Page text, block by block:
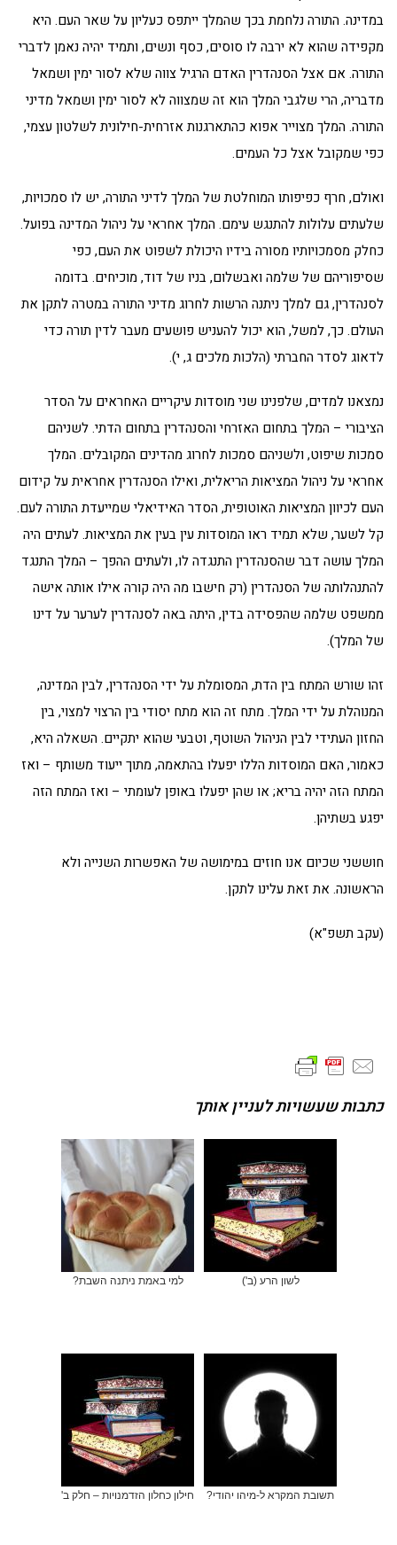
במדינה. התורה נלחמת בכך שהמלך ייתפס כעליון על שאר העם. היא
מקפידה שהוא לא ירבה לו סוסים, כסף ונשים, ותמיד יהיה נאמן לדברי
התורה. אם אצל הסנהדרין האדם הרגיל צווה שלא לסור ימין ושמאל
מדבריה, הרי שלגבי המלך הוא זה שמצווה לא לסור ימין ושמאל מדיני
התורה. המלך מצוייר אפוא כהתארגנות אזרחית-חילונית לשלטון עצמי,
כפי שמקובל אצל כל העמים.
ואולם, חרף כפיפותו המוחלטת של המלך לדיני התורה, יש לו סמכויות,
שלעתים עלולות להתנגש עימם. המלך אחראי על ניהול המדינה בפועל.
כחלק מסמכויותיו מסורה בידיו היכולת לשפוט את העם, כפי
שסיפוריהם של שלמה ואבשלום, בניו של דוד, מוכיחים. בדומה
לסנהדרין, גם למלך ניתנה הרשות לחרוג מדיני התורה במטרה לתקן את
העולם. כך, למשל, הוא יכול להעניש פושעים מעבר לדין תורה כדי
לדאוג לסדר החברתי (הלכות מלכים ג, י).
נמצאנו למדים, שלפנינו שני מוסדות עיקריים האחראים על הסדר
הציבורי – המלך בתחום האזרחי והסנהדרין בתחום הדתי. לשניהם
סמכות שיפוט, ולשניהם סמכות לחרוג מהדינים המקובלים. המלך
אחראי על ניהול המציאות הריאלית, ואילו הסנהדרין אחראית על קידום
העם לכיוון המציאות האוטופית, הסדר האידיאלי שמייעדת התורה לעם.
קל לשער, שלא תמיד ראו המוסדות עין בעין את המציאות. לעתים היה
המלך עושה דבר שהסנהדרין התנגדה לו, ולעתים ההפך – המלך התנגד
להתנהלותה של הסנהדרין (רק חישבו מה היה קורה אילו אותה אישה
ממשפט שלמה שהפסידה בדין, היתה באה לסנהדרין לערער על דינו
של המלך).
זהו שורש המתח בין הדת, המסומלת על ידי הסנהדרין, לבין המדינה,
המנוהלת על ידי המלך. מתח זה הוא מתח יסודי בין הרצוי למצוי, בין
החזון העתידי לבין הניהול השוטף, וטבעי שהוא יתקיים. השאלה היא,
כאמור, האם המוסדות הללו יפעלו בהתאמה, מתוך ייעוד משותף – ואז
המתח הזה יהיה בריא; או שהן יפעלו באופן לעומתי – ואז המתח הזה
יפגע בשתיהן.
חוששני שכיום אנו חוזים במימושה של האפשרות השנייה ולא
הראשונה. את זאת עלינו לתקן.
(עקב תשפ"א)
כתבות שעשויות לעניין אותך
לשון הרע (ב') למי באמת ניתנה השבת?
תשובת המקרא ל-מיהו יהודי? חילון כחלון הזדמנויות – חלק ב'